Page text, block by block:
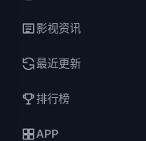
影视资讯
最近更新
排行榜
APP